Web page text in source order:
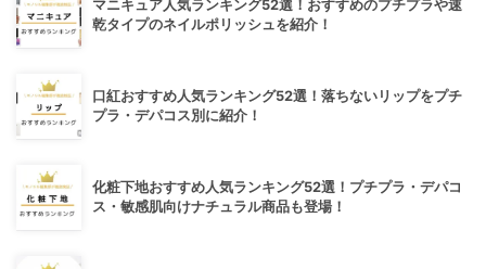
マニキュア人気ランキング52選！おすすめのプチプラや速
乾タイプのネイルポリッシュを紹介！
口紅おすすめ人気ランキング52選！落ちないリップをプチ
プラ・デパコス別に紹介！
化粧下地おすすめ人気ランキング52選！プチプラ・デパコ
ス・敏感肌向けナチュラル商品も登場！